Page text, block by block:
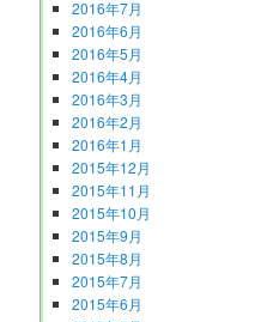
2016年7月
2016年6月
2016年5月
2016年4月
2016年3月
2016年2月
2016年1月
2015年12月
2015年11月
2015年10月
2015年9月
2015年8月
2015年7月
2015年6月